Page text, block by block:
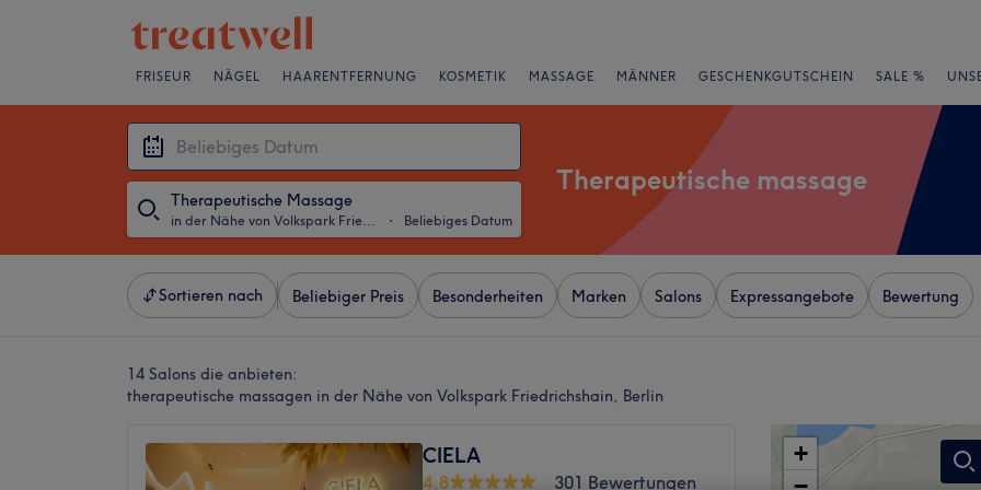
FRISEUR NÄGEL HAARENTFERNUNG KOSMETIK MASSAGE MÄNNER GESCHENKGUTSCHEIN SALE %
Therapeutische Massage
in der Nähe von Volkspark Friedrichshain, Berlin ・ Beliebiges Datum
Therapeutische massage
Sortieren nach Beliebiger Preis Besonderheiten Marken Salons Expressangebote Bewertung
14 Salons die anbieten:
therapeutische massagen in der Nähe von Volkspark Friedrichshain, Berlin
CIELA
4,8
301 Bewertungen
+